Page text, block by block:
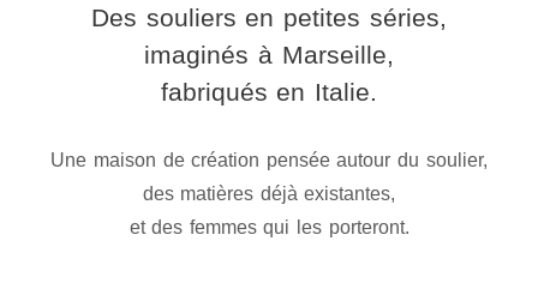
Des souliers en petites séries,
imaginés à Marseille,
fabriqués en Italie.
Une maison de création pensée autour du soulier,
des matières déjà existantes,
et des femmes qui les porteront.